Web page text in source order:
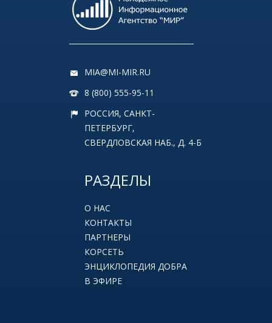
MIA@MI-MIR.RU
8 (800) 555-95-11
РОССИЯ, САНКТ-
ПЕТЕРБУРГ,
СВЕРДЛОВСКАЯ НАБ., Д. 4-Б
РАЗДЕЛЫ
О НАС
КОНТАКТЫ
ПАРТНЕРЫ
КОРСЕТЬ
ЭНЦИКЛОПЕДИЯ ДОБРА
В ЭФИРЕ